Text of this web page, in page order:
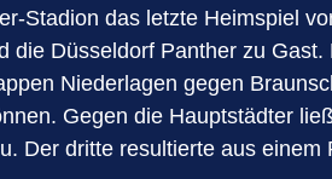
Stadion das letzte Heimspiel
die Düsseldorf Panther zu
Niederlagen gegen
Gegen die Hauptstädter
Der dritte resultierte aus einem